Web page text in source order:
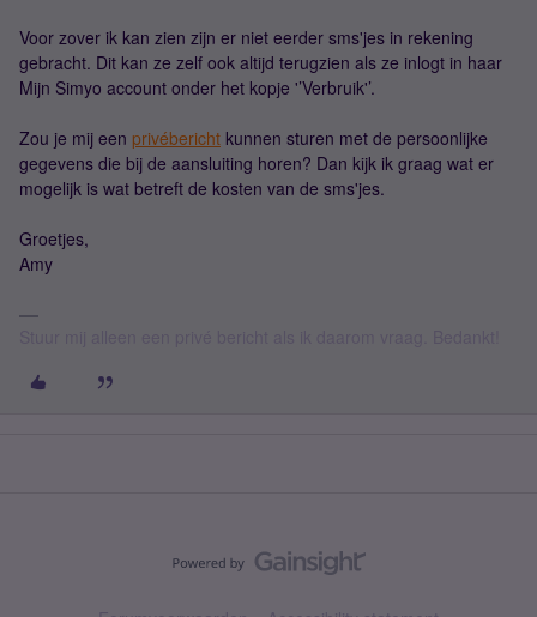
Voor zover ik kan zien zijn er niet eerder sms'jes in rekening
gebracht. Dit kan ze zelf ook altijd terugzien als ze inlogt in haar
Mijn Simyo account onder het kopje '’Verbruik'’.
Zou je mij een privébericht kunnen sturen met de persoonlijke
gegevens die bij de aansluiting horen? Dan kijk ik graag wat er
mogelijk is wat betreft de kosten van de sms'jes.
Groetjes,
Amy